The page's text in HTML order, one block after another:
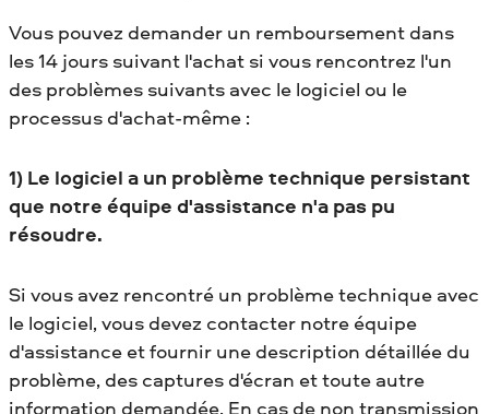
Vous pouvez demander un remboursement dans
les 14 jours suivant l'achat si vous rencontrez l'un
des problèmes suivants avec le logiciel ou le
processus d'achat-même :
1) Le logiciel a un problème technique persistant
que notre équipe d'assistance n'a pas pu
résoudre.
Si vous avez rencontré un problème technique avec
le logiciel, vous devez contacter notre équipe
d'assistance et fournir une description détaillée du
problème, des captures d'écran et toute autre
information demandée. En cas de non transmission